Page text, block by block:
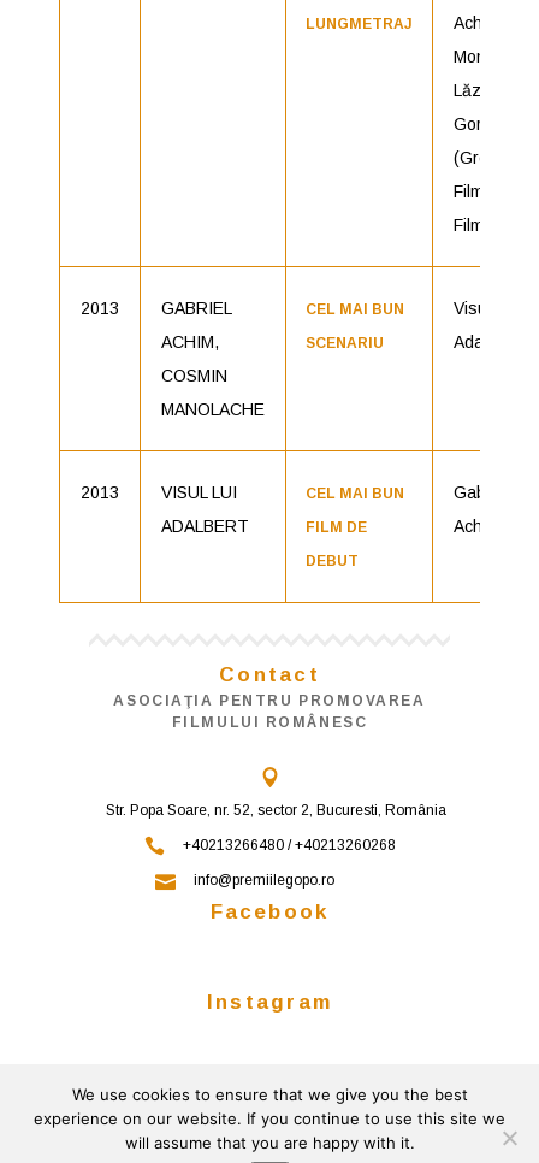
LUNGMETRAJ
Achim,
Monica
Lăzurean-
Gorgan
(Green
Film,
Film)
2013
GABRIEL
ACHIM,
COSMIN
MANOLACHE
CEL MAI BUN
SCENARIU
Visul lui
Adalbert
2013
VISUL LUI
ADALBERT
CEL MAI BUN
FILM DE
DEBUT
Gabriel
Achim
Contact
ASOCIAŢIA PENTRU PROMOVAREA
FILMULUI ROMÂNESC
Str. Popa Soare, nr. 52, sector 2, Bucuresti, România
+40213266480 / +40213260268
info@premiilegopo.ro
Facebook
Instagram
Follow on Instagram
We use cookies to ensure that we give you the best
experience on our website. If you continue to use this site we
will assume that you are happy with it.